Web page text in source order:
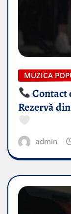
MUZICA
Contact
Rezervă
admin